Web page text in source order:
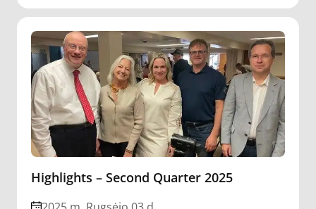
Highlights – Second Quarter 2025